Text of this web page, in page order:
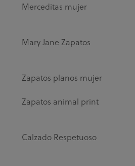
Merceditas mujer
Mary Jane Zapatos
Zapatos planos mujer
Zapatos animal print
Calzado Respetuoso